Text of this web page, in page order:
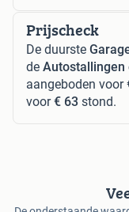
Prijscheck
De duurste
de Autostallingen
aangeboden voor
voor€ 63 stond.